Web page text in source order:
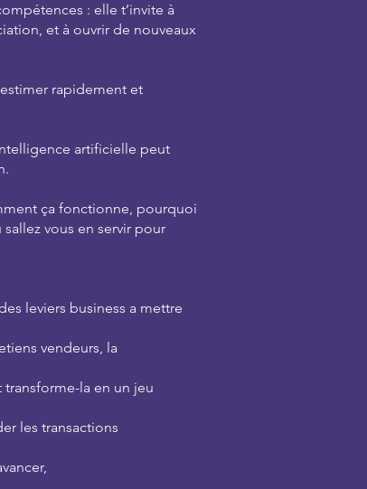
: elle t’invite à
et à ouvrir de nouveaux
rapidement et
artificielle peut
ça fonctionne, pourquoi
vous en servir pour
leviers business a mettre
vendeurs, la
transforme-la en un jeu
les transactions